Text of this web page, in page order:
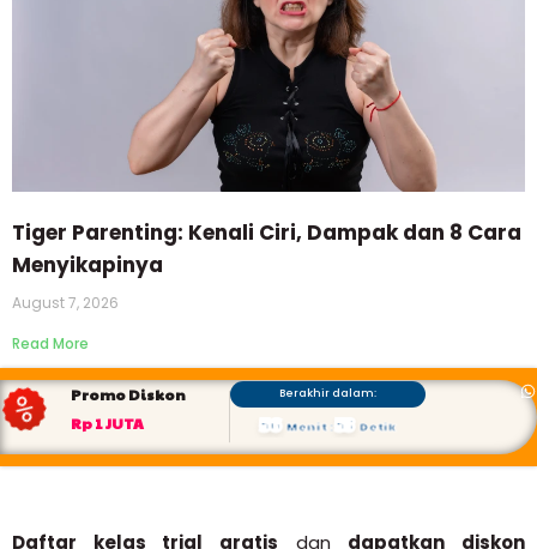
Tiger Parenting: Kenali Ciri, Dampak dan 8 Cara
Menyikapinya
August 7, 2026
Read More
Promo Diskon
Rp 1 JUTA
Berakhir dalam:
56 Menit : 52 Detik
Daftar kelas trial gratis dan dapatkan diskon